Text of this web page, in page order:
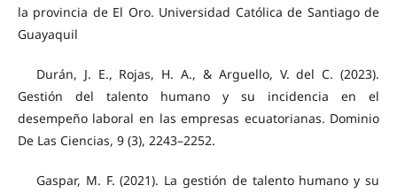
la provincia de El Oro. Universidad Católica de Santiago de
Guayaquil
Durán, J. E., Rojas, H. A., & Arguello, V. del C. (2023).
Gestión del talento humano y su incidencia en el
desempeño laboral en las empresas ecuatorianas. Dominio
De Las Ciencias, 9 (3), 2243–2252.
Gaspar, M. F. (2021). La gestión de talento humano y su